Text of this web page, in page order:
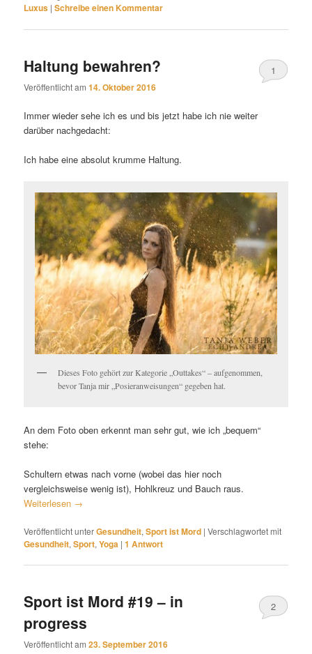
Luxus |Schreibe einen Kommentar
Haltung bewahren?
Veröffentlicht am14. Oktober 2016
1
Immer wieder sehe ich es und bis jetzt habe ich nie weiter
darüber nachgedacht:
Ich habe eine absolut krumme Haltung.
Dieses Foto gehört zur Kategorie „Outtakes“ – aufgenommen,
bevor Tanja mir „Posieranweisungen“ gegeben hat.
An dem Foto oben erkennt man sehr gut, wie ich „bequem“
stehe:
Schultern etwas nach vorne (wobei das hier noch
vergleichsweise wenig ist), Hohlkreuz und Bauch raus.
Weiterlesen →
Veröffentlicht unterGesundheit,Sport ist Mord |Verschlagwortet mit
Gesundheit,Sport,Yoga |1 Antwort
Sport ist Mord #19 – in
progress
Veröffentlicht am23. September 2016
2